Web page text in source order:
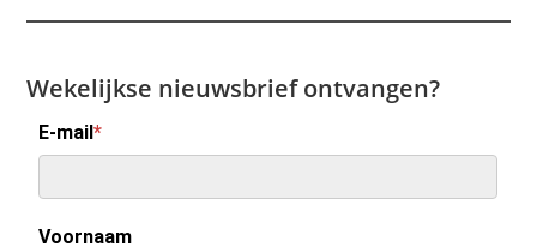
Wekelijkse nieuwsbrief ontvangen?